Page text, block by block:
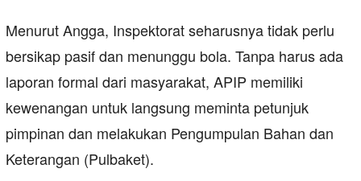
Menurut Angga, Inspektorat seharusnya tidak perlu
bersikap pasif dan menunggu bola. Tanpa harus ada
laporan formal dari masyarakat, APIP memiliki
kewenangan untuk langsung meminta petunjuk
pimpinan dan melakukan Pengumpulan Bahan dan
Keterangan (Pulbaket).